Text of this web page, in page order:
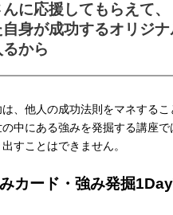
に応援してもらえて、
自身が成功するオリジ
から
、他人の成功法則をマネするこ
の中にある強みを発掘する講座
すことはできません。
みカード・強み発掘